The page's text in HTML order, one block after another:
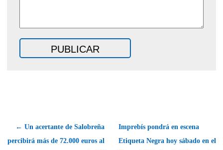
← Un acertante de Salobreña
percibirá más de 72.000 euros al
Imprebís pondrá en escena
Etiqueta Negra hoy sábado en el